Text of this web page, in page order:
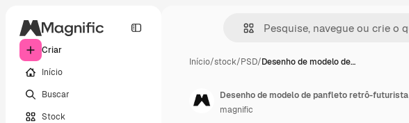
Criar
Início
Buscar
Stock
Início/stock/PSD/Desenho de modelo de…
Desenho de modelo de panfleto retrô-futurista
magnific